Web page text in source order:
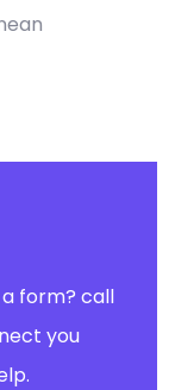
form? call
you